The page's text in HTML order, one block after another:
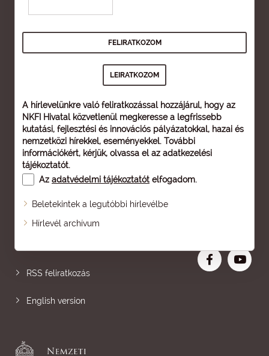
A hírlevelünkre való feliratkozással hozzájárul, hogy az
NKFI Hivatal közvetlenül megkeresse a legfrissebb
kutatási, fejlesztési és innovációs pályázatokkal, hazai és
nemzetközi hírekkel, eseményekkel. További
információkért, kérjük, olvassa el az adatkezelési
tájékoztatót.
Az adatvédelmi tájékoztatót elfogadom.
Beletekintek a legutóbbi hírlevélbe
Hírlevél archívum
Oldaltérkép
RSS feliratkozás
English version